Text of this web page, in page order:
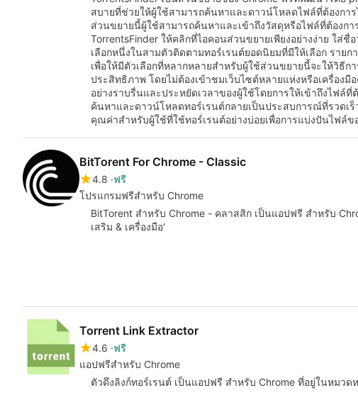
สบายที่ช่วยให้ผู้ใช้สามารถค้นหาและดาวน์โหลดไฟล์ที่ต้องกา
ส่วนขยายนี้ผู้ใช้สามารถค้นหาและเข้าถึงวัสดุหรือไฟล์ที่ต้องกา
TorrentsFinder ให้คลิกที่ไอคอนส่วนขยายเพียงอย่างง่าย ใส่ชื่
เลือกหนึ่งในสามตัวติดตามทอร์เรนต์ยอดนิยมที่มีให้เลือก รายก
เพื่อให้มีตัวเลือกที่หลากหลายสำหรับผู้ใช้ส่วนขยายนี้จะให้วิธี
ประสิทธิภาพ โดยไม่ต้องเข้าชมเว็บไซต์หลายแห่งหรือเครื่อง
อย่างราบรื่นและประหยัดเวลาของผู้ใช้โดยการให้เข้าถึงไฟล์ที่
ค้นหาและดาวน์โหลดทอร์เรนต์กลายเป็นประสบการณ์ที่รวดเ
คุณค่าสำหรับผู้ใช้ที่ใช้ทอร์เรนต์อย่างบ่อยเพื่อการแบ่งปันไฟล์ข
BitTorent For Chrome - Classic
4.8 ฟรี
โปรแกรมฟรีสำหรับ Chrome
BitTorent สำหรับ Chrome - คลาสสิก เป็นแอปฟรี สำหรับ
เสริม & เครื่องมือ'
Torrent Link Extractor
4.6 ฟรี
แอปฟรีสำหรับ Chrome
ตัวดึงลิงก์ทอร์เรนต์ เป็นแอปฟรี สำหรับ Chrome ที่อยู่ในหมวด